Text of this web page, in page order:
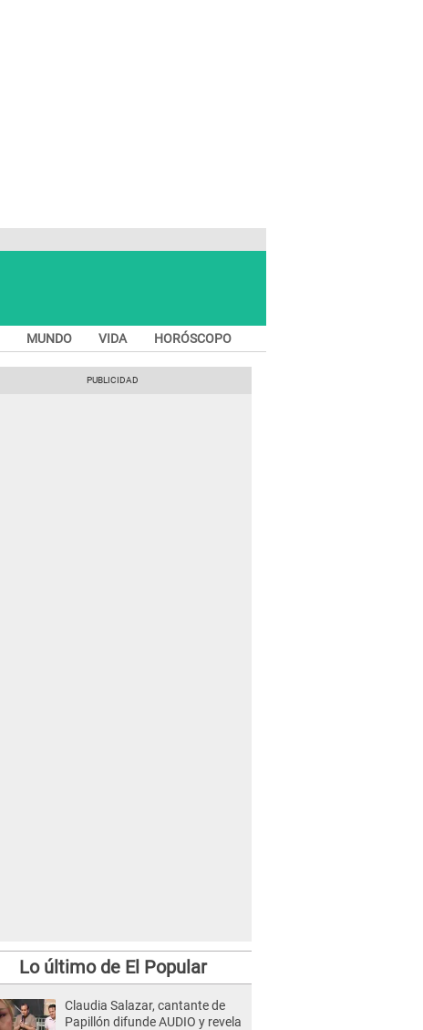
MUNDO VIDA HORÓSCOPO
Lo último de El Popular
Claudia Salazar, cantante de
Papillón difunde AUDIO y revela